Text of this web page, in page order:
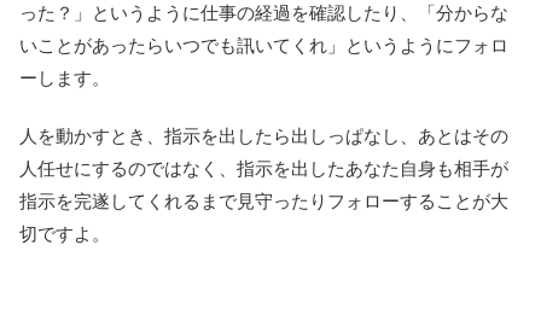
った？」というように仕事の経過を確認したり、「分からな
いことがあったらいつでも訊いてくれ」というようにフォロ
ーします。
人を動かすとき、指示を出したら出しっぱなし、あとはその
人任せにするのではなく、指示を出したあなた自身も相手が
指示を完遂してくれるまで見守ったりフォローすることが大
切ですよ。